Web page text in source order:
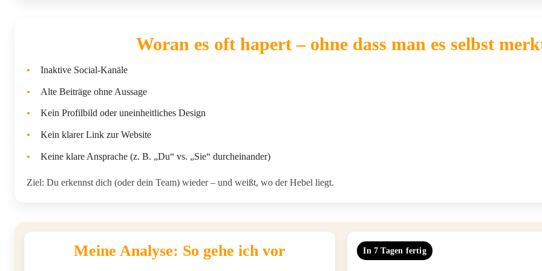
Woran es oft hapert – ohne dass man es selbst
• Inaktive Social-Kanäle
• Alte Beiträge ohne Aussage
• Kein Profilbild oder uneinheitliches Design
• Kein klarer Link zur Website
• Keine klare Ansprache (z. B. „Du“ vs. „Sie“ durcheinander)
Ziel: Du erkennst dich (oder dein Team) wieder – und weißt, wo der Hebel liegt.
Meine Analyse: So gehe ich vor In 7 Tagen fertig